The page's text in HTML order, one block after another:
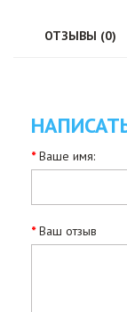
ОТЗЫВЫ (0)
Ваше имя:
Ваш отзыв